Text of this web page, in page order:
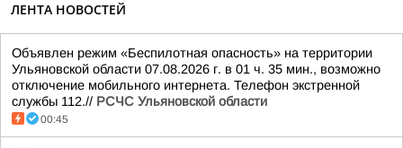
ЛЕНТА НОВОСТЕЙ
Объявлен режим «Беспилотная опасность» на территории
Ульяновской области 07.08.2026 г. в 01 ч. 35 мин., возможно
отключение мобильного интернета. Телефон экстренной
службы 112.// РСЧС Ульяновской области
00:45